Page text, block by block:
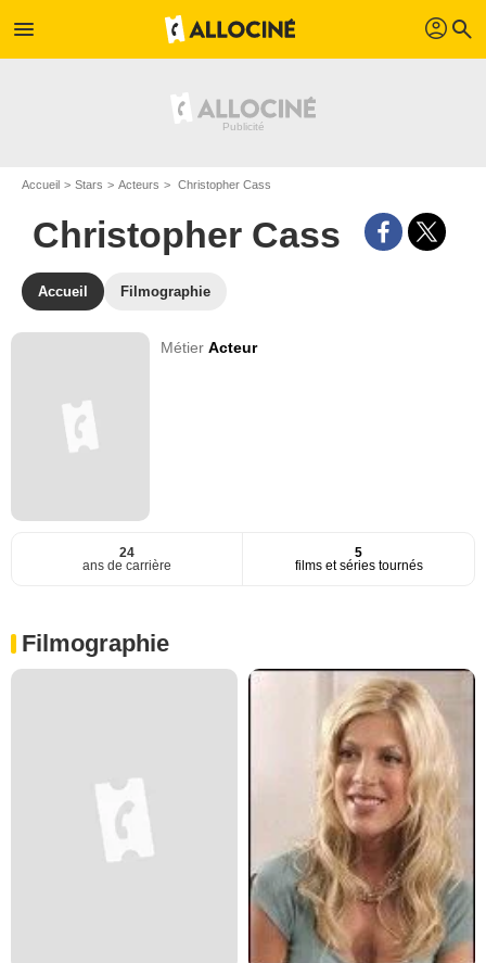
menu profil search
Accueil Stars Acteurs Christopher Cass
Christopher Cass
Accueil Filmographie
MétierActeur
24
ans de carrière
5
films et séries tournés
Filmographie